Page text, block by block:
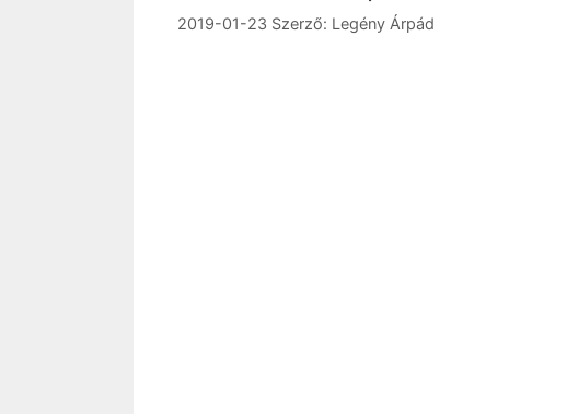
2019-01-23 Szerző: Legény Árpád